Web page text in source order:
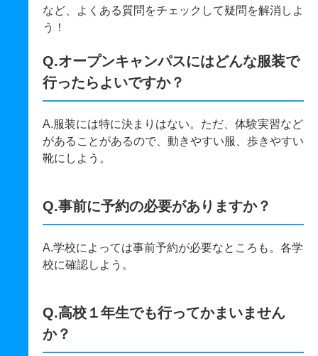
など、よくある質問をチェックして疑問を解消しよ
う！
Q.オープンキャンパスにはどんな服装で
行ったらよいですか？
A.服装には特に決まりはない。ただ、体験実習など
があることがあるので、動きやすい服、歩きやすい
靴にしよう。
Q.事前に予約の必要がありますか？
A.学校によっては事前予約が必要なところも。各学
校に確認しよう。
Q.高校１年生でも行ってかまいません
か？